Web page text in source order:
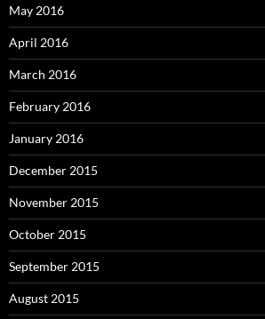
May 2016
April 2016
March 2016
February 2016
January 2016
December 2015
November 2015
October 2015
September 2015
August 2015